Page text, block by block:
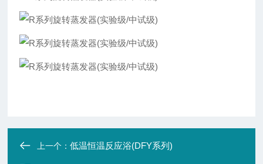
上一个：低温恒温反应浴(DFY系列)